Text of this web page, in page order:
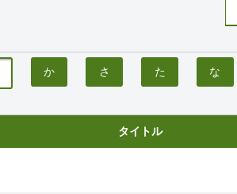
か さ た な
タイトル